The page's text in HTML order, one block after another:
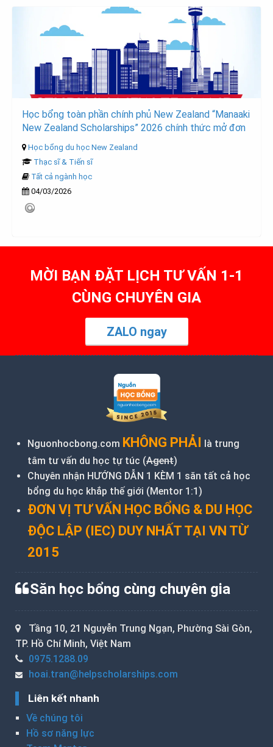
Học bổng toàn phần chính phủ New Zealand “Manaaki
New Zealand Scholarships” 2026 chính thức mở đơn
Học bổng du học New Zealand
Thạc sĩ & Tiến sĩ
Tất cả ngành học
04/03/2026
MỜI BẠN ĐẶT LỊCH TƯ VẤN 1-1
CÙNG CHUYÊN GIA
ZALO ngay
Nguonhocbong.com KHÔNG PHẢI là trung
tâm tư vấn du học tự túc (Agent)
Chuyên nhận HƯỚNG DẪN 1 KÈM 1 săn tất cả học
bổng du học khắp thế giới (Mentor 1:1)
ĐƠN VỊ TƯ VẤN HỌC BỔNG & DU HỌC
ĐỘC LẬP (IEC) DUY NHẤT TẠI VN TỪ
2015
Săn học bổng cùng chuyên gia
Tầng 10, 21 Nguyễn Trung Ngạn, Phường Sài Gòn,
TP. Hồ Chí Minh, Việt Nam
0975.1288.09
hoai.tran@helpscholarships.com
Liên kết nhanh
Về chúng tôi
Hồ sơ năng lực